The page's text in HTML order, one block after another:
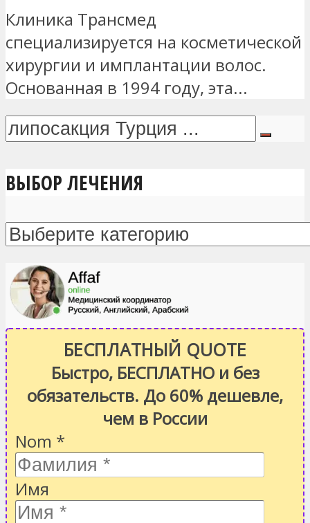
Клиника Трансмед
специализируется на косметической
хирургии и имплантации волос.
Основанная в 1994 году, эта...
ВЫБОР ЛЕЧЕНИЯ
БЕСПЛАТНЫЙ QUOTE
Быстро, БЕСПЛАТНО и без
обязательств. До 60% дешевле,
чем в России
Nom *
Имя